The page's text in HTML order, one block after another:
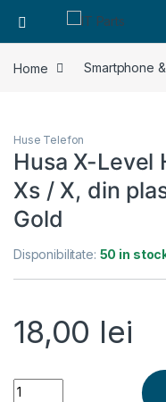
Home Smartphone
Huse Telefon
Husa X-Level
Xs / X, din
Gold
Disponibilitate: 50 in
18,00 lei
Husa X-Level Hero